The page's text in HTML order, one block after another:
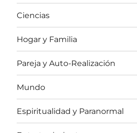
Ciencias
Hogar y Familia
Pareja y Auto-Realización
Mundo
Espiritualidad y Paranormal